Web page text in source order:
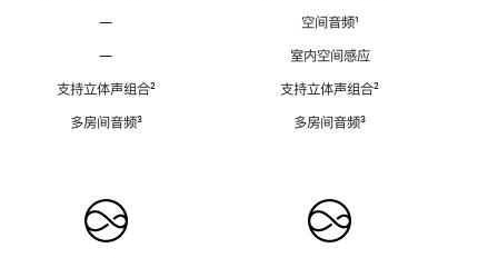
—
—
支持立体声组合脚
²
多房间音频脚
³
空间音频脚
¹
室内空间感应
支持立体声组合脚
²
多房间音频脚
³